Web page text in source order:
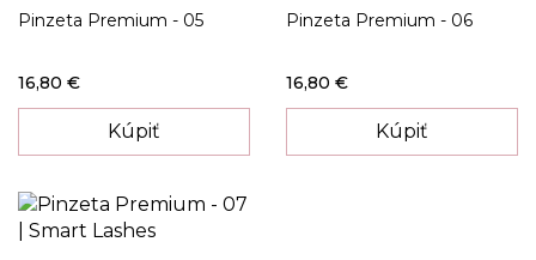
Pinzeta Premium - 05
16,80 €
Kúpiť
Pinzeta Premium - 06
16,80 €
Kúpiť